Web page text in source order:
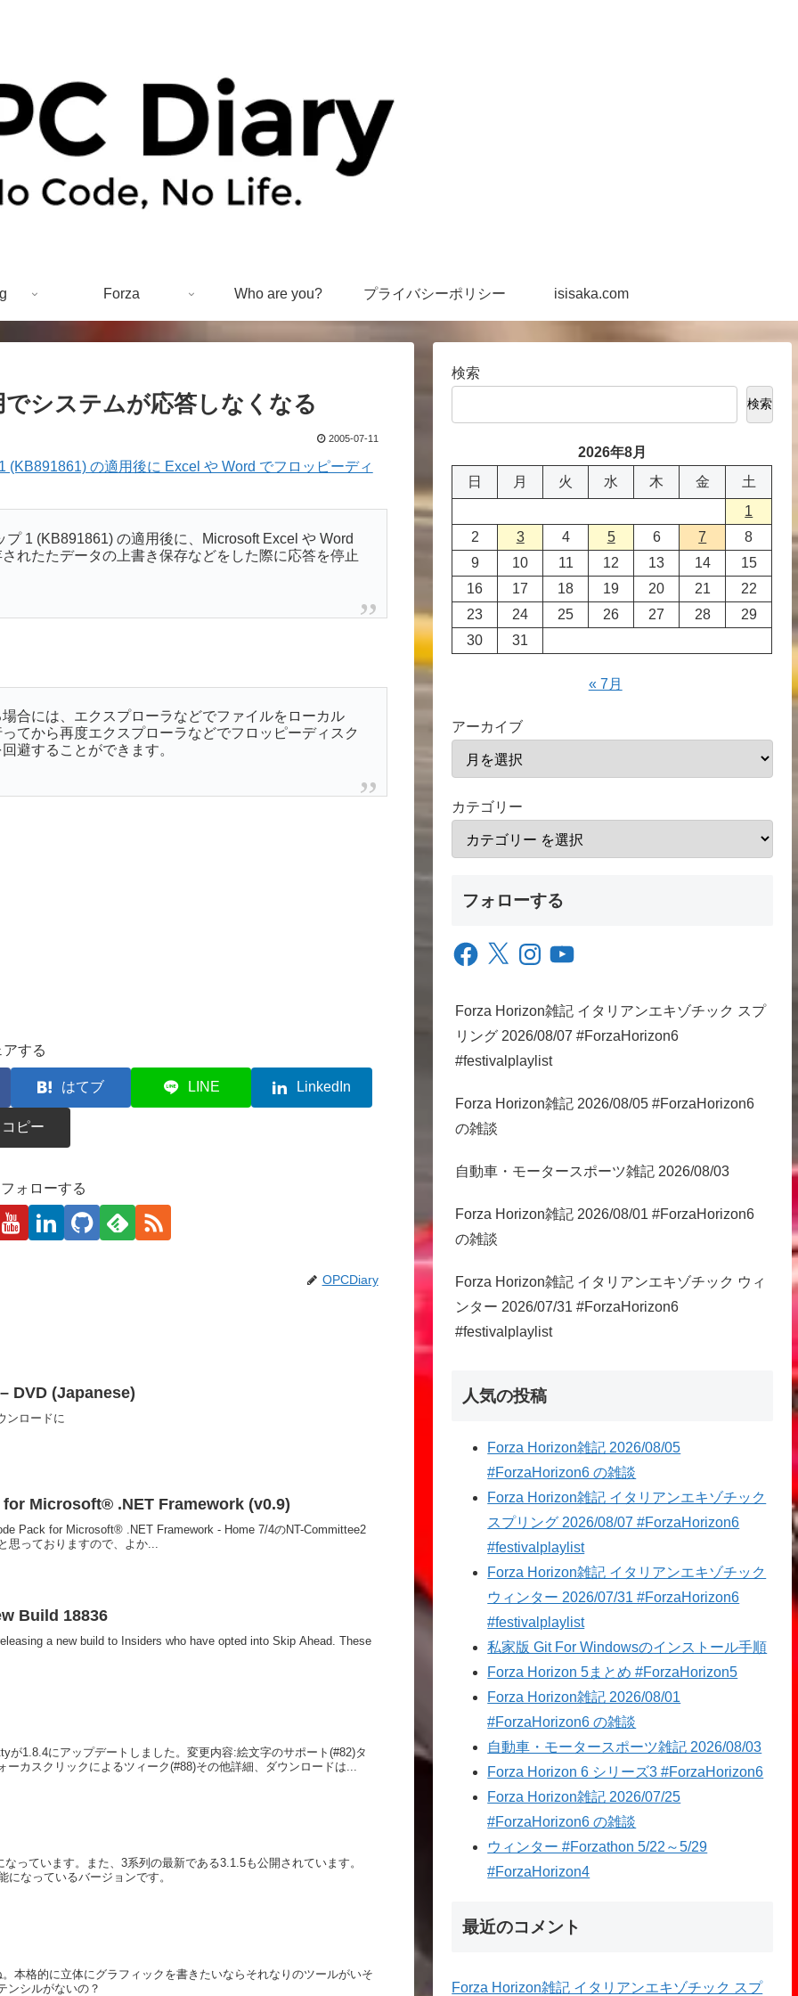
Forza Who are you? プライバシーポリシー isisaka.com
システムが応答しなくなる
2005-07-11
の適用後に Excel や Word でフロッピーディ
1 (KB891861) の適用後に、Microsoft Excel や Word
れたたデータの上書き保存などをした際に応答を停止
合には、エクスプローラなどでファイルをローカル
てから再度エクスプローラなどでフロッピーディスク
避することができます。
する
はてブ LINE LinkedIn
コピー
ォローする
OPCDiary
DVD (Japanese)
ンロードに
Microsoft® .NET Framework (v0.9)
Pack for Microsoft® .NET Framework - Home 7/4のNT-Committee2
思っておりますので、よか...
Build 18836
a new build to Insiders who have opted into Skip Ahead. These
1.8.4にアップデートしました。変更内容:絵文字のサポート(#82)タ
カスクリックによるツィーク(#88)その他詳細、ダウンロードは...
っています。また、3系列の最新である3.1.5も公開されています。
なっているバージョンです。
本格的に立体にグラフィックを書きたいならそれなりのツールがいそ
ンシルがないの？
検索
検索
2026年8月
日
月 火 水 木 金
土
1
2
3 4 5 6 7
8
9
10 11 12 13 14
15
16
17 18 19 20 21
22
23
24 25 26 27 28
29
30
31
« 7月
アーカイブ
カテゴリー
フォローする
Facebook
X InstagramYouTube
Forza Horizon雑記 イタリアンエキゾチック スプ
リング 2026/08/07 #ForzaHorizon6
#festivalplaylist
Forza Horizon雑記 2026/08/05 #ForzaHorizon6
の雑談
自動車・モータースポーツ雑記 2026/08/03
Forza Horizon雑記 2026/08/01 #ForzaHorizon6
の雑談
Forza Horizon雑記 イタリアンエキゾチック ウィ
ンター 2026/07/31 #ForzaHorizon6
#festivalplaylist
人気の投稿
Forza Horizon雑記 2026/08/05
#ForzaHorizon6 の雑談
Forza Horizon雑記 イタリアンエキゾチック
スプリング 2026/08/07 #ForzaHorizon6
#festivalplaylist
Forza Horizon雑記 イタリアンエキゾチック
ウィンター 2026/07/31 #ForzaHorizon6
#festivalplaylist
私家版 Git For Windowsのインストール手順
Forza Horizon 5まとめ #ForzaHorizon5
Forza Horizon雑記 2026/08/01
#ForzaHorizon6 の雑談
自動車・モータースポーツ雑記 2026/08/03
Forza Horizon 6 シリーズ3 #ForzaHorizon6
Forza Horizon雑記 2026/07/25
#ForzaHorizon6 の雑談
ウィンター #Forzathon 5/22～5/29
#ForzaHorizon4
最近のコメント
Forza Horizon雑記 イタリアンエキゾチック スプ